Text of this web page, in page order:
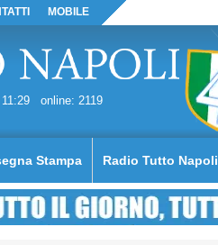
MOBILE
online: 2119
Stampa Radio Tutto Napoli